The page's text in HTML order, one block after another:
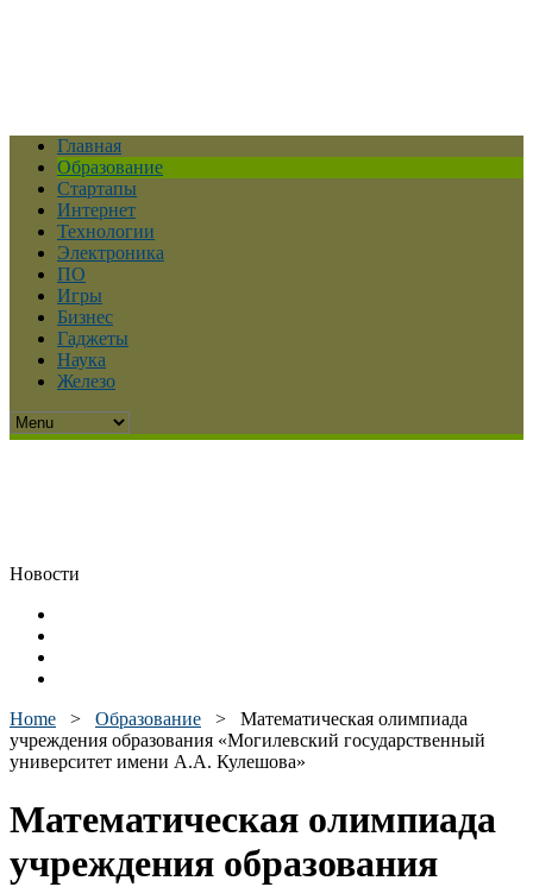
Главная
Образование
Стартапы
Интернет
Технологии
Электроника
ПО
Игры
Бизнес
Гаджеты
Наука
Железо
Новости
Home > Образование > Математическая олимпиада
учреждения образования «Могилевский государственный
университет имени А.А. Кулешова»
Математическая олимпиада
учреждения образования